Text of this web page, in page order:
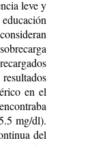
leve y
en el
mg/dl).
del